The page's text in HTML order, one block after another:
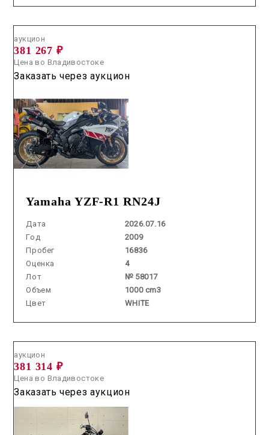
Yamaha YZF-R1 RN24J
Дата
2026.07.16
Год
2009
Пробег
16836
Оценка
4
Лот
№ 58017
Объем
1000 cm3
Цвет
WHITE
аукцион
381 267 ₽
Цена во Владивостоке
Заказать через аукцион
аукцион
381 314 ₽
Цена во Владивостоке
Заказать через аукцион